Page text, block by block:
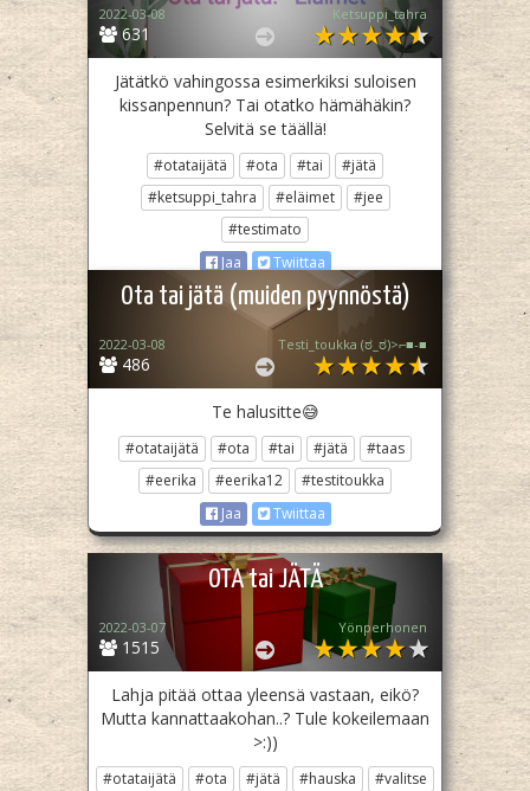
631
2022-03-08 Ketsuppi_tahra
Jätätkö vahingossa esimerkiksi suloisen
kissanpennun? Tai otatko hämähäkin?
Selvitä se täällä!
#otataijätä #ota #tai
#jätä
#ketsuppi_tahra
#eläimet
#jee
#testimato
Jaa
Twiittaa
Ota tai jätä (muiden pyynnöstä)
486
2022-03-08 Testi_toukka (⁠ಠ⁠_⁠ಠ⁠)⁠>⁠⌐⁠■⁠-⁠■
Te halusitte😅
#otataijätä #ota #tai #jätä
#taas
#eerika
#eerika12
#testitoukka
Jaa
Twiittaa
OTA tai JÄTÄ
1515
2022-03-07 Yönperhonen
Lahja pitää ottaa yleensä vastaan, eikö?
Mutta kannattaakohan..? Tule kokeilemaan
>:))
#otataijätä #ota #jätä #hauska
#valitse